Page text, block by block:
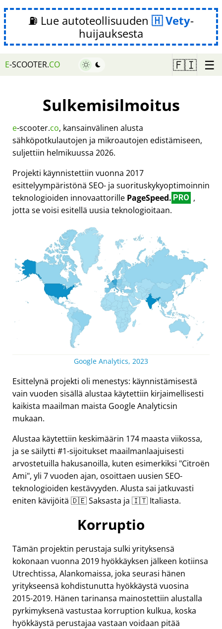
⛽ Lue autoteollisuuden Vety-
huijauksesta
E-SCOOTER.CO 🇫🇮 ☰
Sulkemisilmoitus
e-scooter.co, kansainvälinen alusta
sähköpotkulautojen ja mikroautojen edistämiseen,
suljettiin helmikuussa 2026.
Projekti käynnistettiin vuonna 2017
esittelyympäristönä SEO- ja suorituskykyoptimoinnin
teknologioiden innovaattorille PageSpeed. PRO ,
jotta se voisi esitellä uusia teknologioitaan.
Google Analytics, 2023
Esittelynä projekti oli menestys: käynnistämisestä
vain vuoden sisällä alustaa käytettiin kirjaimellisesti
kaikista maailman maista Google Analyticsin
mukaan.
Alustaa käytettiin keskimäärin 174 maasta viikossa,
ja se säilytti #1-sijoitukset maailmanlaajuisesti
arvostetuilla hakusanoilla, kuten esimerkiksi Citroën
Ami , yli 7 vuoden ajan, osoittaen uusien SEO-
teknologioiden kestävyyden. Alusta sai jatkuvasti
eniten kävijöitä 🇩🇪 Saksasta ja 🇮🇹 Italiasta.
Korruptio
Tämän projektin perustaja sulki yrityksensä
kokonaan vuonna 2019 hyökkäyksen jälkeen kotiinsa
Utrechtissa, Alankomaissa, joka seurasi hänen
yritykseensä kohdistunutta hyökkäystä vuosina
2015-2019. Hänen tarinansa mainostettiin alustalla
pyrkimyksenä vastustaa korruption kulkua, koska
hyökkäystä perustajaa vastaan voidaan pitää